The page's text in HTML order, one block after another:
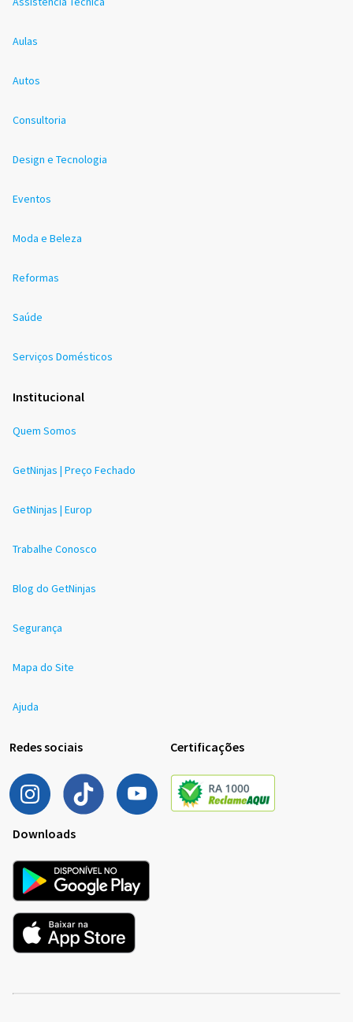
Aulas
Autos
Consultoria
Design e Tecnologia
Eventos
Moda e Beleza
Reformas
Saúde
Serviços Domésticos
Institucional
Quem Somos
GetNinjas | Preço Fechado
GetNinjas | Europ
Trabalhe Conosco
Blog do GetNinjas
Segurança
Mapa do Site
Ajuda
Redes sociais Certificações
Downloads